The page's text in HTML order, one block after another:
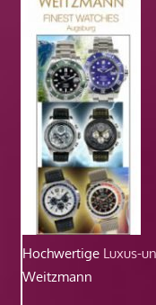
Hochwertige Luxus-
Weitzmann